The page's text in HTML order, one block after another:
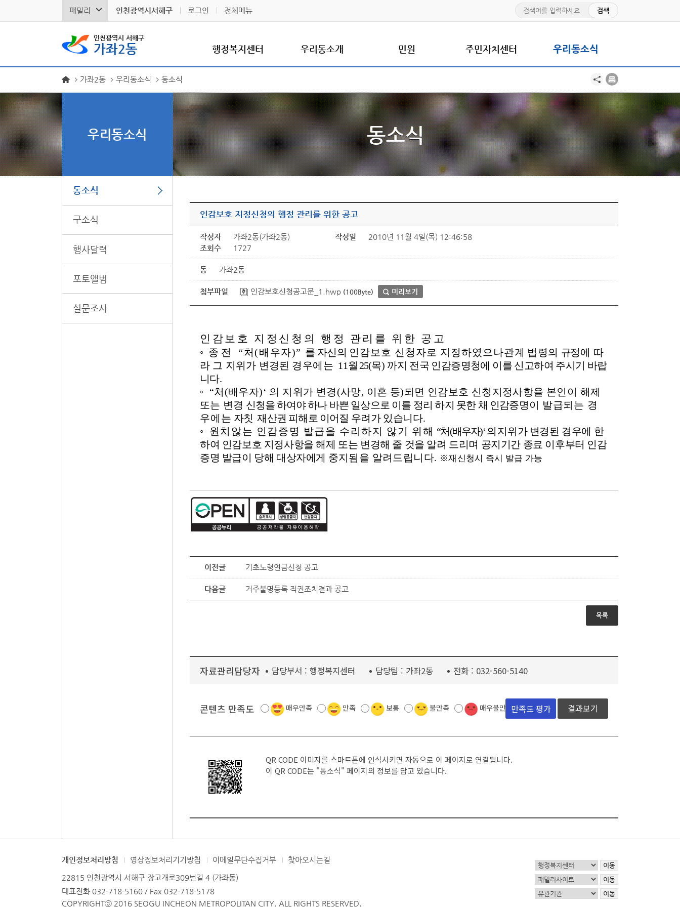
패밀리 인천광역시서해구 로그인 전체메뉴
인천광역시 서해구
가좌2동 행정복지센터 우리동소개 민원 주민자치센터 우리동소식
우리동소식
동소식
구소식
행사달력
포토앨범
설문조사
가좌2동 우리동소식 동소식
동소식
인감보호 지정신청의 행정 관리를 위한 공고
작성자 가좌2동(가좌2동) 작성일
2010년 11월 4일(목) 12:46:58
조회수
1727
동 가좌2동
첨부파일 인감보호신청공고문_1.hwp (100Byte) 미리보기
인감보호 지정신청의 행정 관리를 위한 공고
◦ 종전 “처(배우자)” 를 자신의 인감보호 신청자로 지정하였으나관계 법령의 규정에 따
라 그 지위가 변경된 경우에는 11월 25(목) 까지 전국 인감증명청에 이를 신고하여 주시기 바랍
니다.
◦ “처(배우자)‘ 의 지위가 변경(사망, 이혼 등)되면 인감보호 신청지정사항을 본인이 해제
또는 변경 신청을 하여야 하나 바쁜 일상으로 이를 정리 하지 못한 채 인감증명이 발급되는 경
우에는 자칫 재산권 피해로 이어질 우려가 있습니다.
◦ 원치않는 인감증명 발급을 수리하지 않기 위해 “처(배우자)‘ 의 지위가 변경된 경우에 한
하여 인감보호 지정사항을 해제 또는 변경해 줄 것을 알려 드리며 공지기간 종료 이후부터 인감
증명 발급이 당해 대상자에게 중지됨을 알려드립니다. ※재신청시 즉시 발급 가능
이전글 기초노령연금신청 공고
다음글 거주불명등록 직권조치결과 공고
목록
자료관리담당자 담당부서 : 행정복지센터 담당팀 : 가좌2동 전화 : 032-560-5140
콘텐츠 만족도 매우만족 만족 보통 불만족 매우불만족 결과보기
QR CODE 이미지를 스마트폰에 인식시키면 자동으로 이 페이지로 연결됩니다.
이 QR CODE는 "동소식" 페이지의 정보를 담고 있습니다.
개인정보처리방침 영상정보처리기기방침 이메일무단수집거부 찾아오시는길
22815 인천광역시 서해구 장고개로309번길 4 (가좌동)
대표전화 032-718-5160 / Fax 032-718-5178
COPYRIGHTⓒ 2016 SEOGU INCHEON METROPOLITAN CITY. ALL RIGHTS RESERVED.